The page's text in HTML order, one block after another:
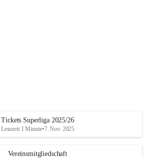
Tickets Superliga 2025/26
Lesezeit 1 Minute•7. Nov. 2025
Vereinsmitgliedschaft